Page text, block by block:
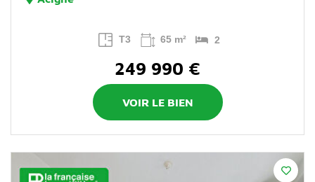
T3 65 m² 2
249 990 €
VOIR LE BIEN